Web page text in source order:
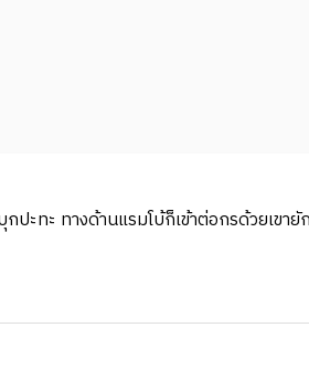
ะทะ ทางด้านแรมโบ้ก็เข้าต่อกรด้วยเขายั